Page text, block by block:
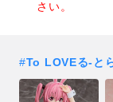
さい。
#To LOVEる-と